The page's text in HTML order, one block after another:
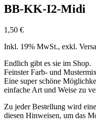
BB-KK-I2-Midi
1,50 €
Inkl. 19% MwSt., exkl.
Endlich gibt es sie im Shop.
Feinster Farb- und
Eine super schöne
einfache Art und Weise zu
Zu jeder Bestellung wird
diesen Hinweisen, um das